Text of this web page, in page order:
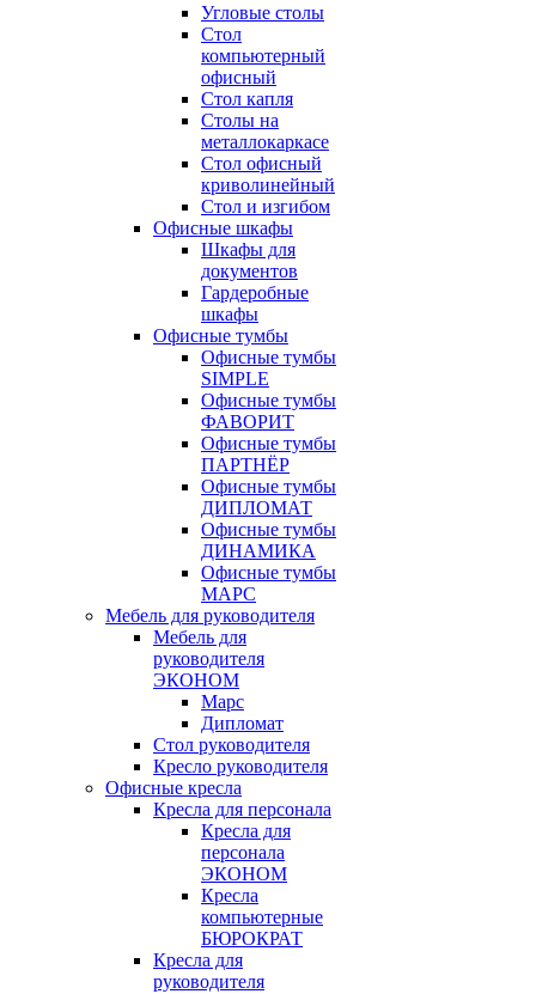
Угловые столы
Стол
компьютерный
офисный
Стол капля
Столы на
металлокаркасе
Стол офисный
криволинейный
Стол и изгибом
Офисные шкафы
Шкафы для
документов
Гардеробные
шкафы
Офисные тумбы
Офисные тумбы
SIMPLE
Офисные тумбы
ФАВОРИТ
Офисные тумбы
ПАРТНЁР
Офисные тумбы
ДИПЛОМАТ
Офисные тумбы
ДИНАМИКА
Офисные тумбы
МАРС
Мебель для руководителя
Мебель для
руководителя
ЭКОНОМ
Марс
Дипломат
Стол руководителя
Кресло руководителя
Офисные кресла
Кресла для персонала
Кресла для
персонала
ЭКОНОМ
Кресла
компьютерные
БЮРОКРАТ
Кресла для
руководителя